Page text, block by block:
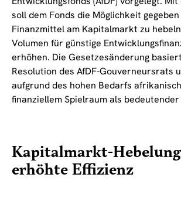
soll dem Fonds die Möglichkeit
Finanzmittel am Kapitalmarkt zu
Volumen für günstige
erhöhen. Die Gesetzesänderung
Resolution des AfDF-Gouverneursrats
aufgrund des hohen Bedarfs
finanziellem Spielraum als
Kapitalmarkt-
erhöhte Effizienz